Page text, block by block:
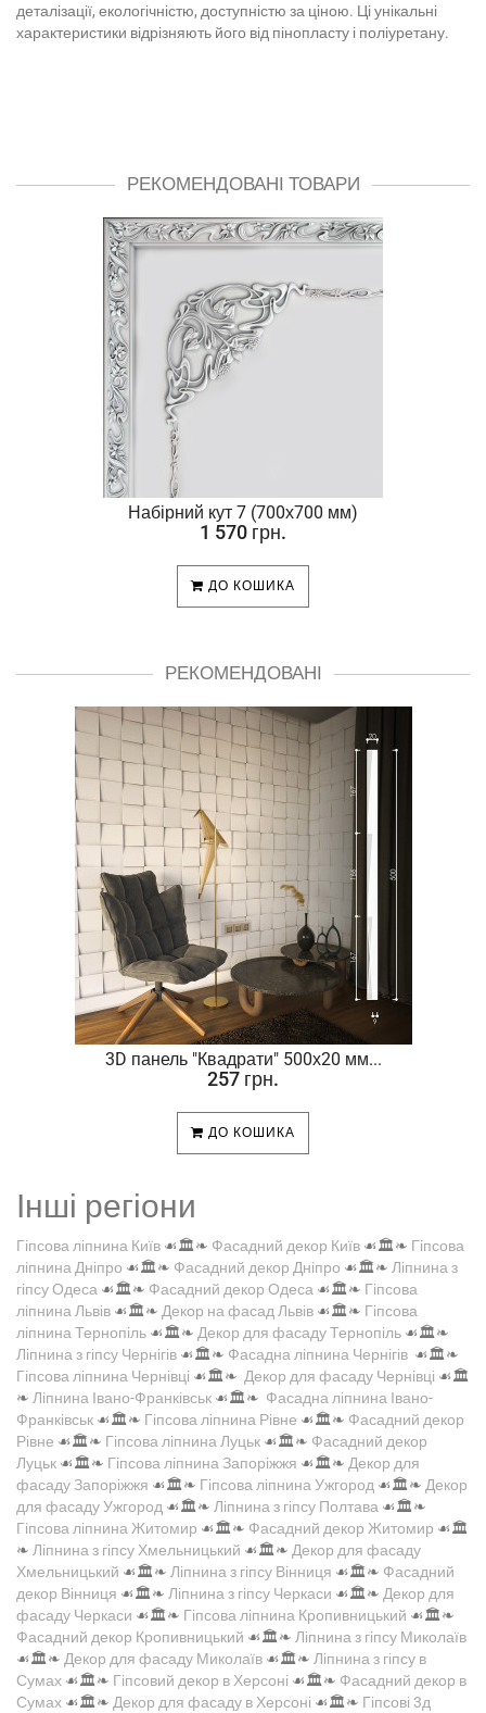
деталізації, екологічністю, доступністю за ціною. Ці унікальні
характеристики відрізняють його від пінопласту і поліуретану.
РЕКОМЕНДОВАНІ ТОВАРИ
Набірний кут 7 (700х700 мм)
1 570 грн.
ДО КОШИКА
РЕКОМЕНДОВАНІ
3D панель "Квадрати" 500х20 мм...
257 грн.
ДО КОШИКА
Інші регіони
Гіпсова ліпнина Київ ☙🏛️❧ Фасадний декор Київ ☙🏛️❧ Гіпсова
ліпнина Дніпро ☙🏛️❧ Фасадний декор Дніпро ☙🏛️❧ Ліпнина з
гіпсу Одеса ☙🏛️❧ Фасадний декор Одеса ☙🏛️❧ Гіпсова
ліпнина Львів ☙🏛️❧ Декор на фасад Львів ☙🏛️❧ Гіпсова
ліпнина Тернопіль ☙🏛️❧ Декор для фасаду Тернопіль ☙🏛️❧
Ліпнина з гіпсу Чернігів ☙🏛️❧ Фасадна ліпнина Чернігів ☙🏛️❧
Гіпсова ліпнина Чернівці ☙🏛️❧ Декор для фасаду Чернівці ☙🏛️
❧ Ліпнина Івано-Франківськ ☙🏛️❧ Фасадна ліпнина Івано-
Франківськ ☙🏛️❧ Гіпсова ліпнина Рівне ☙🏛️❧ Фасадний декор
Рівне ☙🏛️❧ Гіпсова ліпнина Луцьк ☙🏛️❧ Фасадний декор
Луцьк ☙🏛️❧ Гіпсова ліпнина Запоріжжя ☙🏛️❧ Декор для
фасаду Запоріжжя ☙🏛️❧ Гіпсова ліпнина Ужгород ☙🏛️❧ Декор
для фасаду Ужгород ☙🏛️❧ Ліпнина з гіпсу Полтава ☙🏛️❧
Гіпсова ліпнина Житомир ☙🏛️❧ Фасадний декор Житомир ☙🏛️
❧ Ліпнина з гіпсу Хмельницький ☙🏛️❧ Декор для фасаду
Хмельницький ☙🏛️❧ Ліпнина з гіпсу Вінниця ☙🏛️❧ Фасадний
декор Вінниця ☙🏛️❧ Ліпнина з гіпсу Черкаси ☙🏛️❧ Декор для
фасаду Черкаси ☙🏛️❧ Гіпсова ліпнина Кропивницький ☙🏛️❧
Фасадний декор Кропивницький ☙🏛️❧ Ліпнина з гіпсу Миколаїв
☙🏛️❧ Декор для фасаду Миколаїв ☙🏛️❧ Ліпнина з гіпсу в
Сумах ☙🏛️❧ Гіпсовий декор в Херсоні ☙🏛️❧ Фасадний декор в
Сумах ☙🏛️❧ Декор для фасаду в Херсоні ☙🏛️❧ Гіпсові 3д